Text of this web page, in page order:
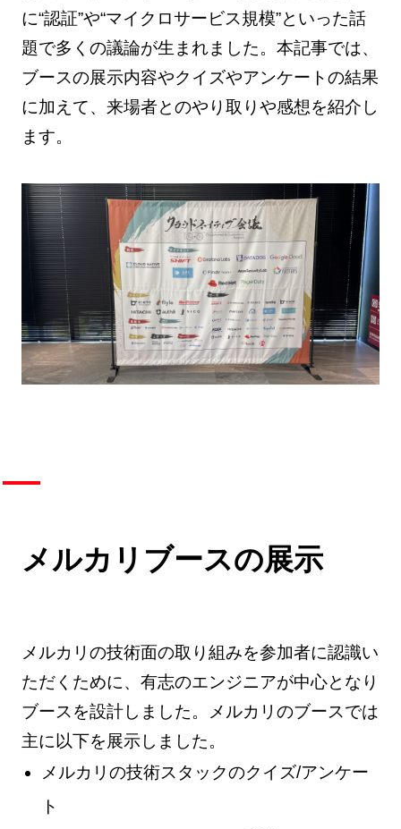
に“認証”や“マイクロサービス規模”といった話
題で多くの議論が生まれました。本記事では、
ブースの展示内容やクイズやアンケートの結果
に加えて、来場者とのやり取りや感想を紹介し
ます。
メルカリブースの展示
メルカリの技術面の取り組みを参加者に認識い
ただくために、有志のエンジニアが中心となり
ブースを設計しました。メルカリのブースでは
主に以下を展示しました。
メルカリの技術スタックのクイズ/アンケー
ト